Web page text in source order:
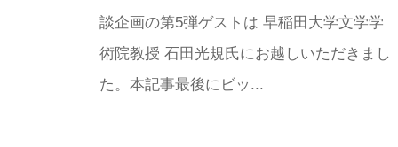
莉
談企画の第5弾ゲストは 早稲田大学文学学
術院教授 石田光規氏にお越しいただきまし
た。本記事最後にビッ...